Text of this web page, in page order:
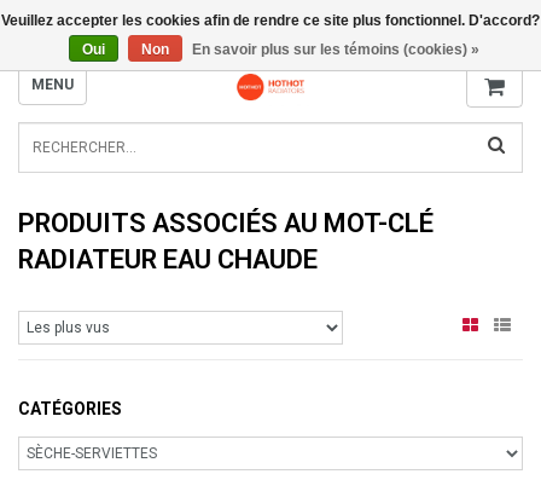
INFO@RADIATORS.SHOP
MENU
PRODUITS ASSOCIÉS AU MOT-CLÉ
RADIATEUR EAU CHAUDE
CATÉGORIES
Veuillez accepter les cookies afin de rendre ce site plus fonctionnel. D'accord?
Oui
Non En savoir plus sur les témoins (cookies) »